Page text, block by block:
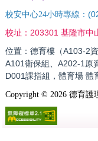
校安中心24小時專線：
校址： 203301 基隆市中
位置：德育樓（A103-2
A101衛保組、A202-1原
D001課指組，體育場 體
Copyright © 2026德育護